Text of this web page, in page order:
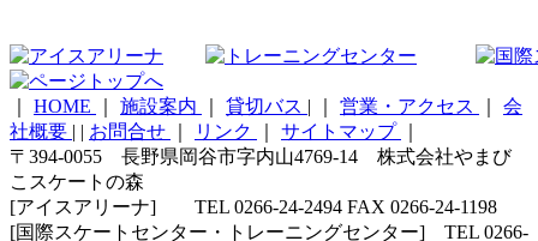
HOME 施設案内 貸切バス | 営業・アクセス
会
社概要 | | お問合せ リンク サイトマップ
〒394-0055 長野県岡谷市字内山4769-14 株式会社やまび
こスケートの森
[アイスアリーナ] TEL 0266-24-2494 FAX 0266-24-1198
[国際スケートセンター・トレーニングセンター] TEL 0266-